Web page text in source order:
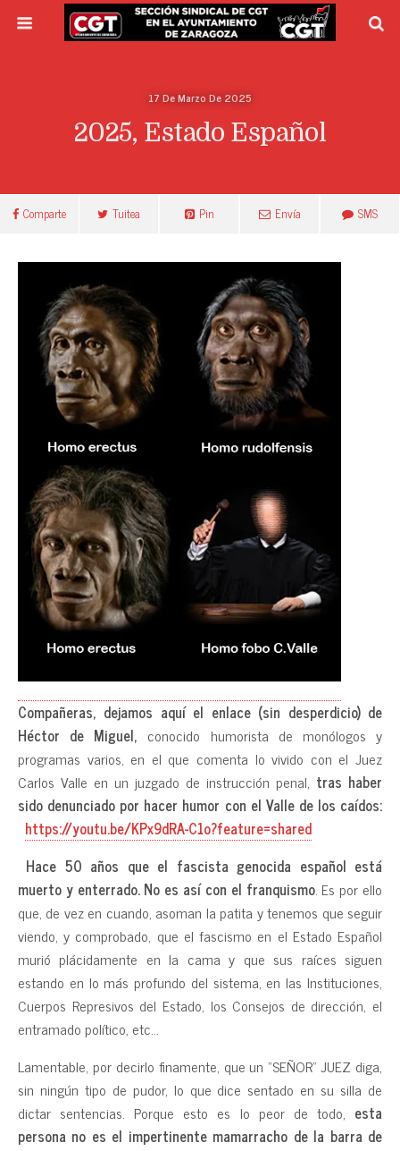
17 De Marzo De 2025
2025, Estado Español
Comparte Tuitea Pin Envía SMS
Compañeras, dejamos aquí el enlace (sin desperdicio) de
Héctor de Miguel, conocido humorista de monólogos y
programas varios, en el que comenta lo vivido con el Juez
Carlos Valle en un juzgado de instrucción penal, tras haber
sido denunciado por hacer humor con el Valle de los caídos:
https://youtu.be/KPx9dRA-C1o?feature=shared
Hace 50 años que el fascista genocida español está
muerto y enterrado. No es así con el franquismo. Es por ello
que, de vez en cuando, asoman la patita y tenemos que seguir
viendo, y comprobado, que el fascismo en el Estado Español
murió plácidamente en la cama y que sus raíces siguen
estando en lo más profundo del sistema, en las Instituciones,
Cuerpos Represivos del Estado, los Consejos de dirección, el
entramado político, etc…
Lamentable, por decirlo finamente, que un “SEÑOR” JUEZ diga,
sin ningún tipo de pudor, lo que dice sentado en su silla de
dictar sentencias. Porque esto es lo peor de todo, esta
persona no es el impertinente mamarracho de la barra de